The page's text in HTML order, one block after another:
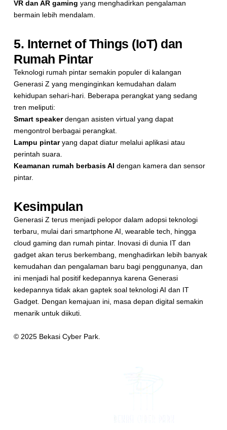
VR dan AR gaming yang menghadirkan pengalaman
bermain lebih mendalam.
5. Internet of Things (IoT) dan
Rumah Pintar
Teknologi rumah pintar semakin populer di kalangan
Generasi Z yang menginginkan kemudahan dalam
kehidupan sehari-hari. Beberapa perangkat yang sedang
tren meliputi:
Smart speakerdengan asisten virtual yang dapat
mengontrol berbagai perangkat.
Lampu pintaryang dapat diatur melalui aplikasi atau
perintah suara.
Keamanan rumah berbasis AI dengan kamera dan sensor
pintar.
Kesimpulan
Generasi Z terus menjadi pelopor dalam adopsi teknologi
terbaru, mulai dari smartphone AI, wearable tech, hingga
cloud gaming dan rumah pintar. Inovasi di dunia IT dan
gadget akan terus berkembang, menghadirkan lebih banyak
kemudahan dan pengalaman baru bagi penggunanya, dan
ini menjadi hal positif kedepannya karena Generasi
kedepannya tidak akan gaptek soal teknologi AI dan IT
Gadget. Dengan kemajuan ini, masa depan digital semakin
menarik untuk diikuti.
© 2025 Bekasi Cyber Park.